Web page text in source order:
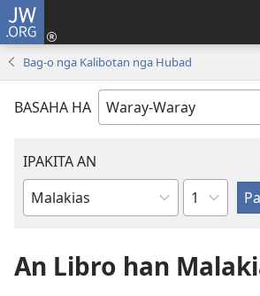
JW.ORG
Bag-o nga Kalibotan nga Hubad
BASAHA HA
IPAKITA AN
Libro
Biblia
Kapitulo
An Libro han